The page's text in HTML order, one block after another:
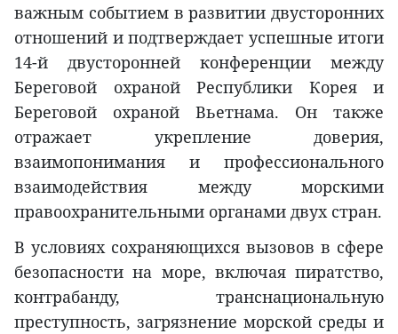
важным событием в развитии двусторонних
отношений и подтверждает успешные итоги
14-й двусторонней конференции между
Береговой охраной Республики Корея и
Береговой охраной Вьетнама. Он также
отражает укрепление доверия,
взаимопонимания и профессионального
взаимодействия между морскими
правоохранительными органами двух стран.
В условиях сохраняющихся вызовов в сфере
безопасности на море, включая пиратство,
контрабанду, транснациональную
преступность, загрязнение морской среды и